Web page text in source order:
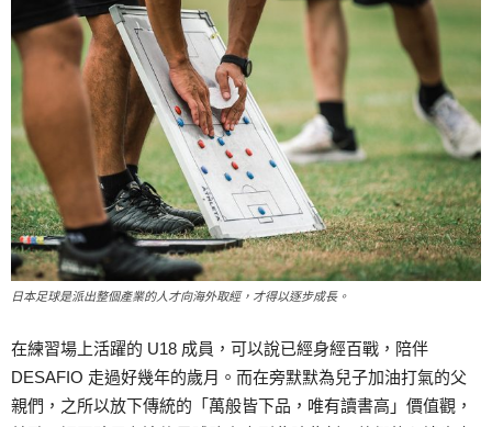
日本足球是派出整個產業的人才向海外取經，才得以逐步成長。
在練習場上活躍的 U18 成員，可以說已經身經百戰，陪伴
DESAFIO 走過好幾年的歲月。而在旁默默為兒子加油打氣的父
親們，之所以放下傳統的「萬般皆下品，唯有讀書高」價值觀，